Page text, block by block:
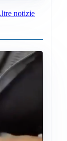
notizie